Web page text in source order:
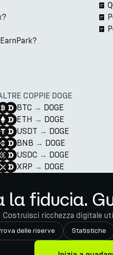
COPPIE DOGE
BTC → DOGE
ETH → DOGE
USDT → DOGE
BNB → DOGE
USDC → DOGE
XRP → DOGE
la fiducia.
Costruisci ricchezza digitale
delle riserve Statistiche